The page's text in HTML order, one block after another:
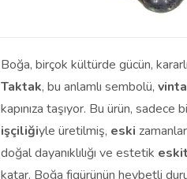
Boğa, birçok kültürde gücün,
Taktak, bu anlamlı sembolü,
kapınıza taşıyor. Bu ürün, sadece
işçiliğiyle üretilmiş, eski
doğal dayanıklılığı ve estetik
katar. Boğa figürünün heybetli